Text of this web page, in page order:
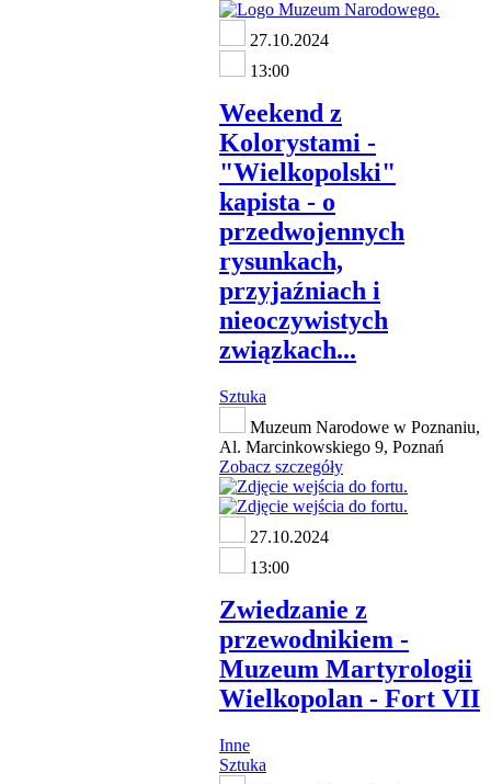
27.10.2024
13:00
Weekend z
Kolorystami -
"Wielkopolski"
kapista - o
przedwojennych
rysunkach,
przyjaźniach i
nieoczywistych
związkach...
Sztuka
Muzeum Narodowe w Poznaniu,
Al. Marcinkowskiego 9, Poznań
Zobacz szczegóły
27.10.2024
13:00
Zwiedzanie z
przewodnikiem -
Muzeum Martyrologii
Wielkopolan - Fort VII
Inne
Sztuka